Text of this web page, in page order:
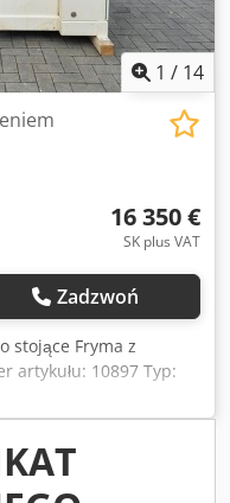
1 / 14
16 350 €
SK plus VAT
Zadzwoń
stojące Fryma z
artykułu: 10897 Typ:
wysokość: 1930
długość: 1650
Moc: 11-15 kW Obroty:
Hz Organ
Długość wału: 260